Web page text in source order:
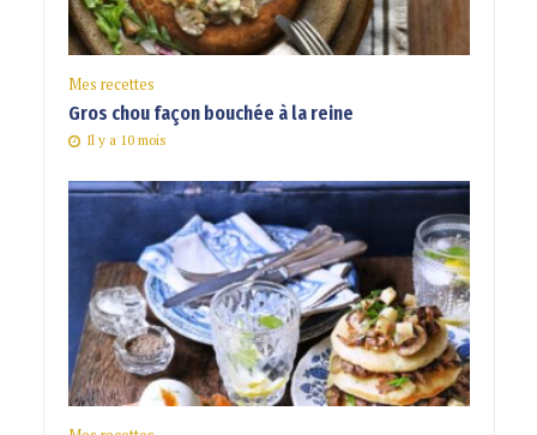
Mes recettes
Gros chou façon bouchée à la reine
Il y a 10 mois